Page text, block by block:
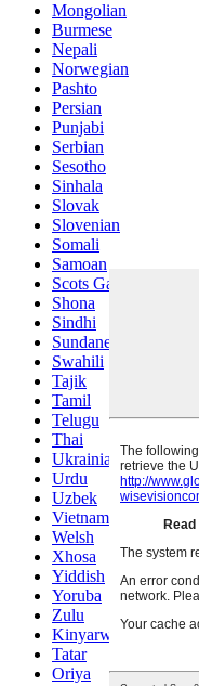
Mongolian
Burmese
Nepali
Norwegian
Pashto
Persian
Punjabi
Serbian
Sesotho
Sinhala
Slovak
Slovenian
Somali
Samoan
Scots Gaelic
Shona
Sindhi
Sundanese
Swahili
Tajik
Tamil
Telugu
Thai
Ukrainian
Urdu
Uzbek
Vietnamese
Welsh
Xhosa
Yiddish
Yoruba
Zulu
Kinyarwanda
Tatar
Oriya